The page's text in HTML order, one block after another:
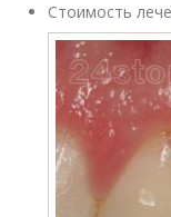
Стоимость